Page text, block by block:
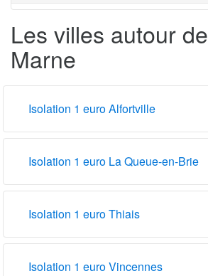
Les villes autour
Marne
Isolation 1 euro Alfortville
Isolation 1 euro La Queue-en-Brie
Isolation 1 euro Thiais
Isolation 1 euro Vincennes